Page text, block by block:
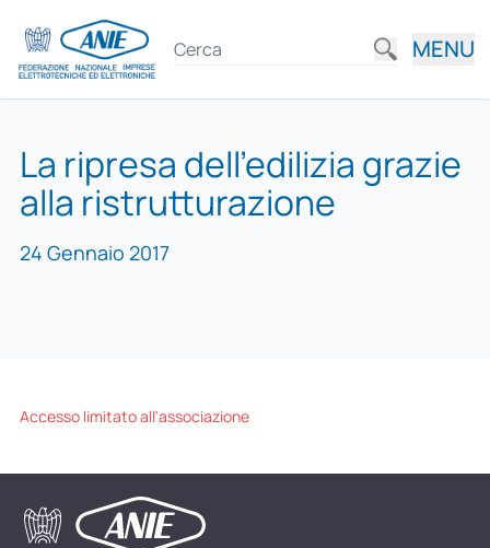
MENU
La ripresa dell’edilizia grazie
alla ristrutturazione
24 Gennaio 2017
Accesso limitato all'associazione